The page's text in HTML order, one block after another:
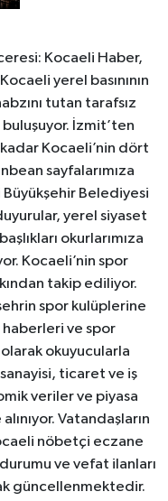
Kocaeli Haber,
yerel basınının
tutan tarafsız
buluşuyor. İzmit’ten
Kocaeli’nin dört
sayfalarımıza
Büyükşehir Belediyesi
yerel siyaset
okurlarımıza
Kocaeli’nin spor
takip ediliyor.
spor kulüplerine
haberleri ve spor
okuyucularla
ticaret ve iş
veriler ve piyasa
Vatandaşların
nöbetçi eczane
ve vefat ilanları
güncellenmektedir.